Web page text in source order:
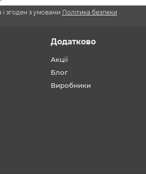
згоден з умовами Політика безпеки
Додатково
Акції
Блог
Виробники